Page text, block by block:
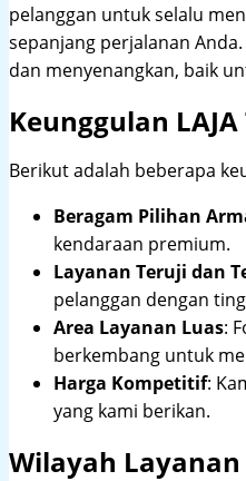
pelanggan untuk selalu
sepanjang perjalanan
dan menyenangkan, baik
Keunggulan
Berikut adalah beberapa
Beragam Pilihan
kendaraan premium.
Layanan Teruji dan
pelanggan dengan
Area Layanan Luas:
berkembang untuk
Harga Kompetitif:
yang kami berikan.
Wilayah